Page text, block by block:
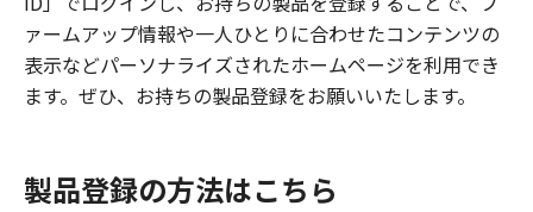
ァームアップ情報や一人ひとりに合わせたコンテンツの
表示などパーソナライズされたホームページを利用でき
ます。ぜひ、お持ちの製品登録をお願いいたします。
製品登録の方法はこちら